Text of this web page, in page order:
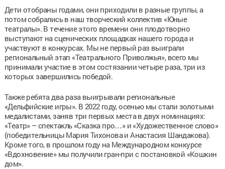
Дети отобраны годами, они приходили в разные группы, а
потом собрались в наш творческий коллектив «Юные
театралы». В течение этого времени они плодотворно
выступают на сценических площадках нашего города и
участвуют в конкурсах. Мы не первый раз выиграли
региональный этап «Театрального Приволжья», всего мы
принимали участие в этом состязании четыре раза, три из
которых завершились победой.
Также ребята два раза выигрывали региональные
«Дельфийские игры». В 2022 году, осенью мы стали золотыми
медалистами, заняв три первых места в двух номинациях:
«Театр» – спектакль «Сказка про…» и «Художественное слово»
(победительницы Мария Тихонова и Анастасия Шандакова).
Кроме того, в прошлом году на Международном конкурсе
«Вдохновение» мы получили гран-при с постановкой «Кошкин
дом».